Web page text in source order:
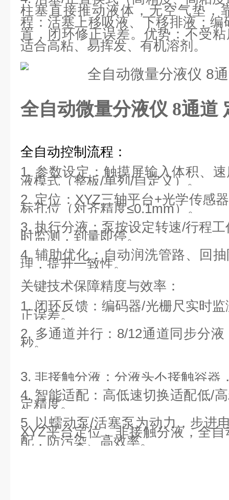
柱塞直接推动液体，无空气垫，
程：活塞上移吸液、下移排液；
置，闭环修正误差。 优势：不受
适合高粘、易挥发、有机溶剂。
全自动微量分液仪 8通道
全自动控制流程：
1. 参数设定：触摸屏输入体积、
液模式（整板/单列/自定义）。
2. 定位：XYZ三轴平台+光学传感
标孔位（对齐精度≤0.1mm）。
3. 执行分液：泵按设定转速/行程
时监测，到量即停。
4. 辅助优化：自动润洗管路、回
理，提升一致性。
关键技术保障精度与效率：
1. 闭环反馈：编码器/光栅尺实时
正误差。
2. 多通道并行：8/12通道同步分
秒。
3. 非接触分液：分液头不接触容器
4. 智能适配：高低速切换适配低/
定精度。
5. 以蠕动泵/活塞泵为动力，步进
XYZ平台定位，非接触分液，全
配，防污染、高效率。